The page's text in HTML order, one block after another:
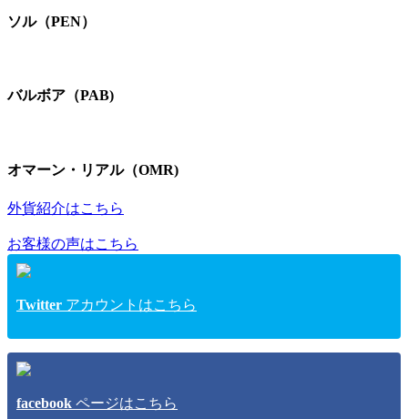
ソル（PEN）
バルボア（PAB)
オマーン・リアル（OMR)
外貨紹介はこちら
お客様の声はこちら
Twitter アカウントはこちら
facebook ページはこちら